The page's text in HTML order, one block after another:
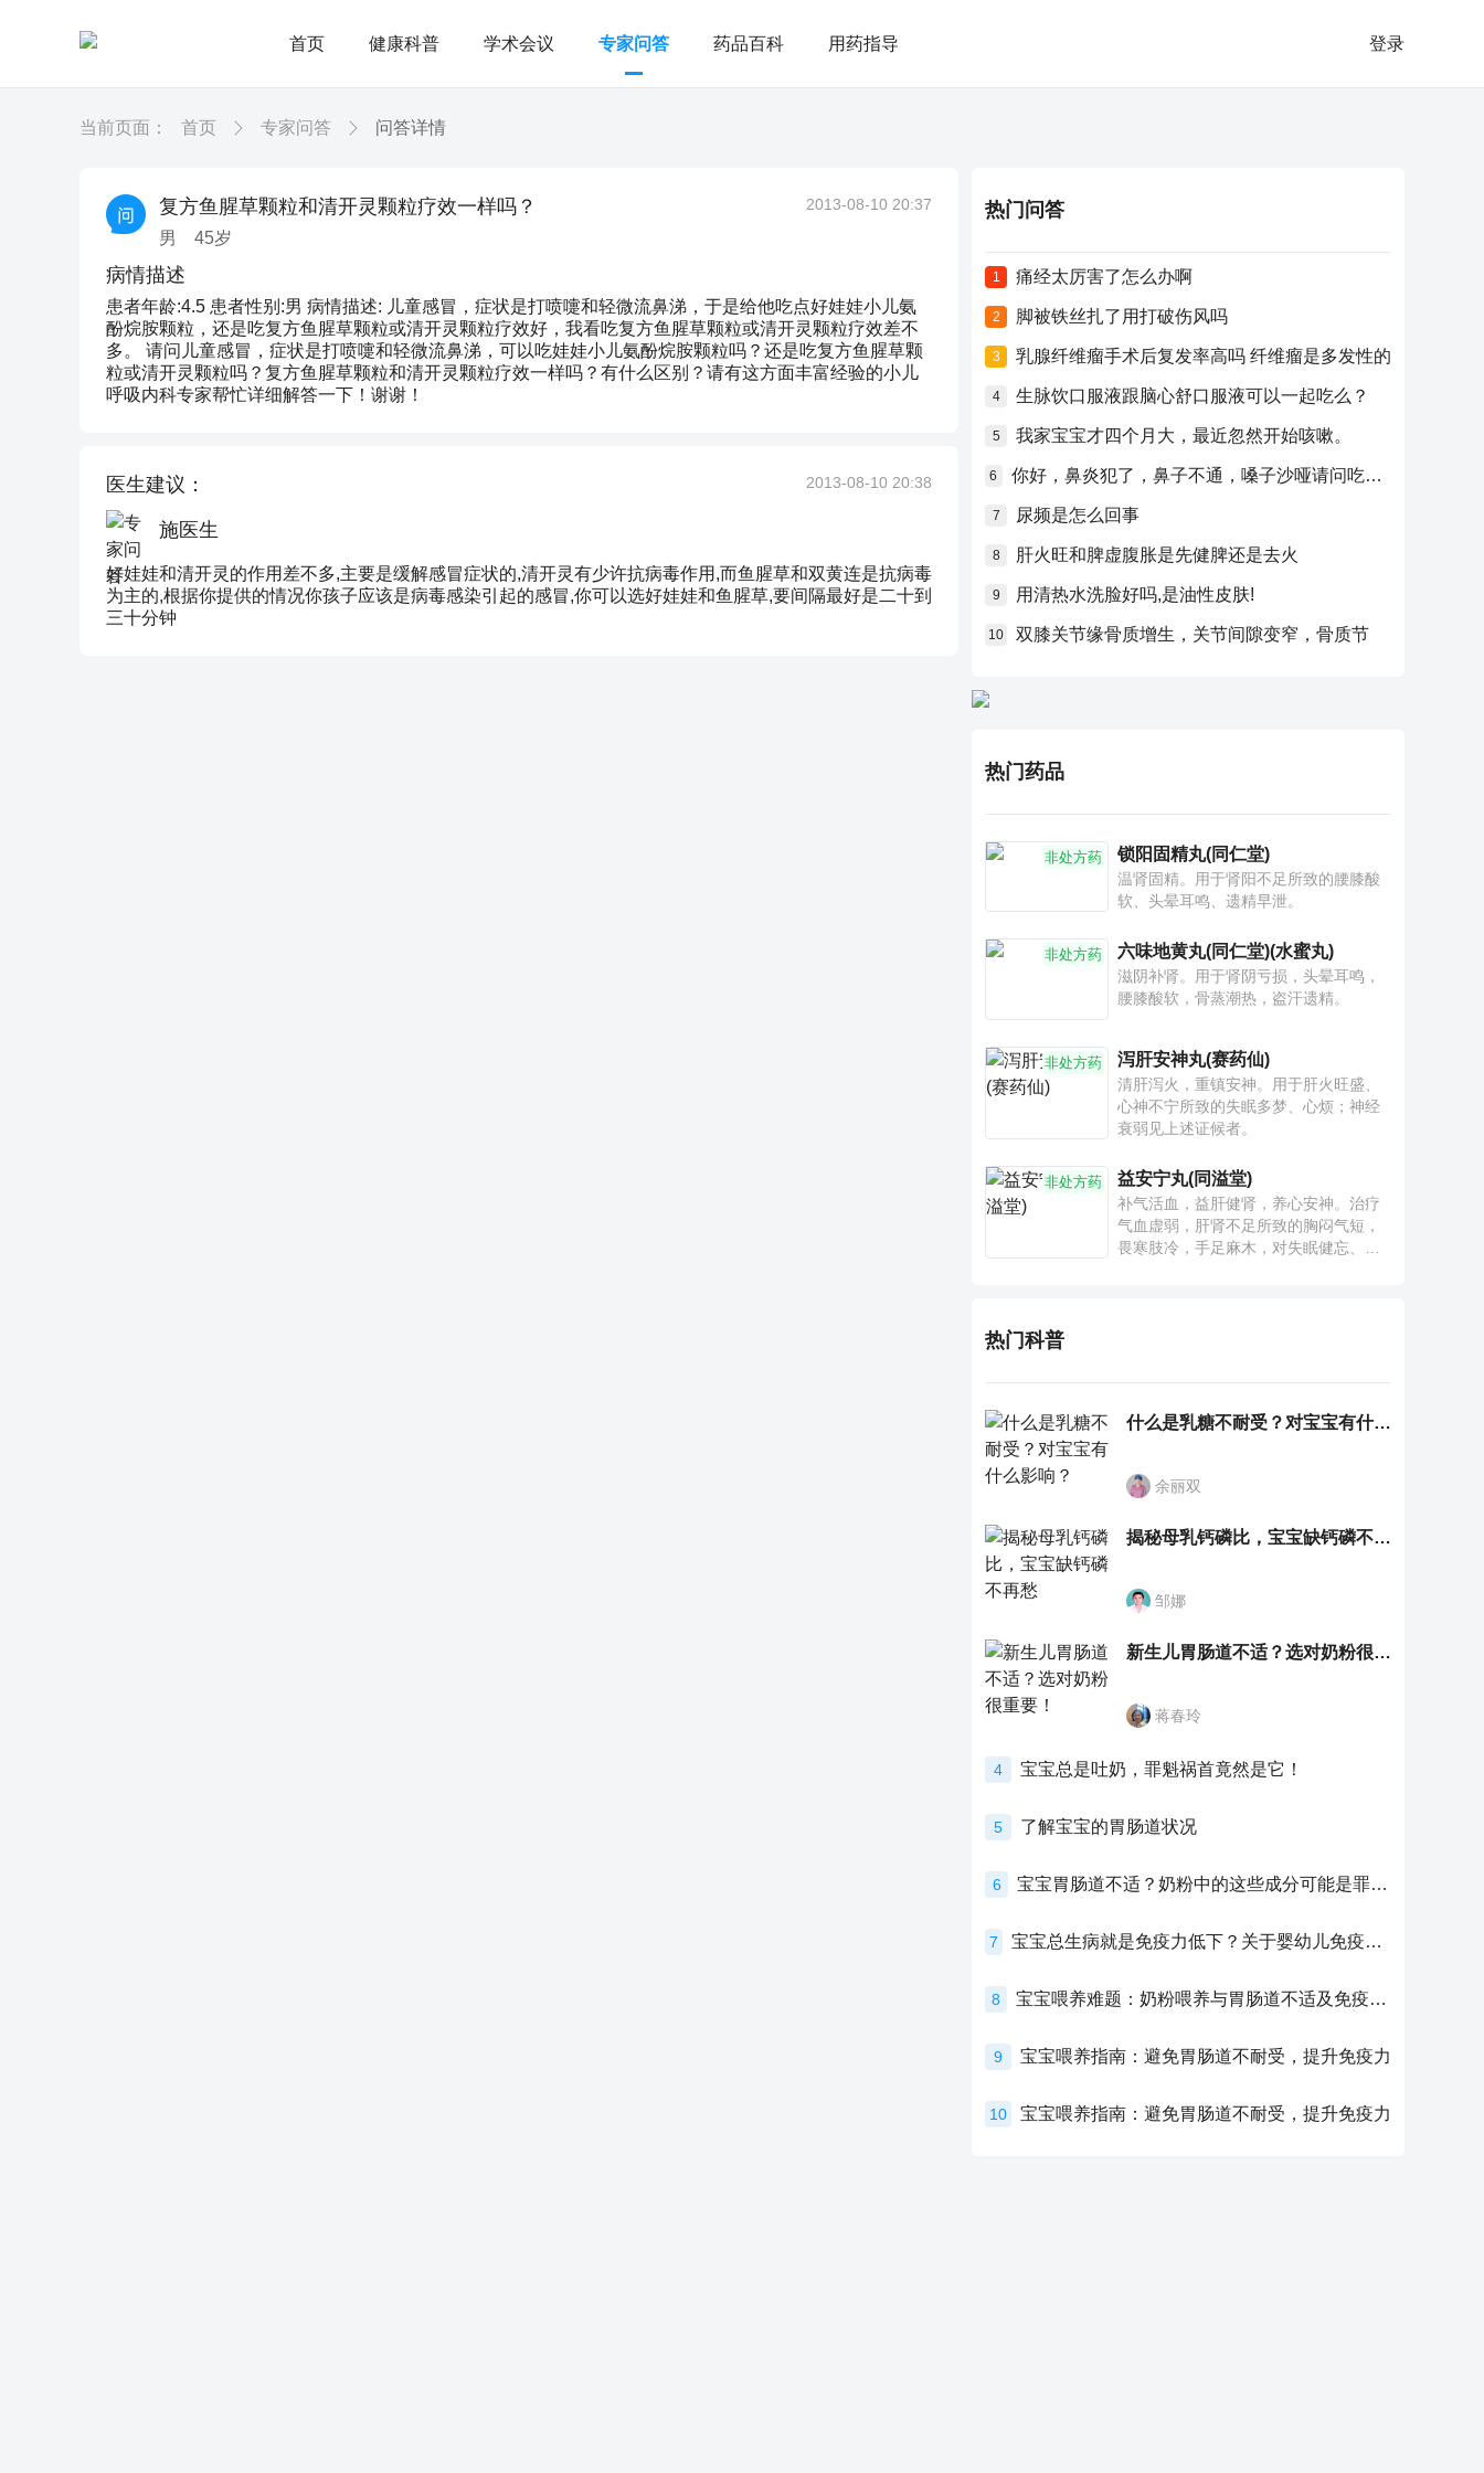
首页 健康科普 学术会议 专家问答 药品百科 用药指导 登录
当前页面： 首页 专家问答 问答详情
复方鱼腥草颗粒和清开灵颗粒疗效一样吗？
男 45岁
2013-08-10 20:37
病情描述
患者年龄:4.5 患者性别:男 病情描述: 儿童感冒，症状是打喷嚏和轻微流鼻涕，于是给他吃点好娃娃小儿氨
酚烷胺颗粒，还是吃复方鱼腥草颗粒或清开灵颗粒疗效好，我看吃复方鱼腥草颗粒或清开灵颗粒疗效差不
多。 请问儿童感冒，症状是打喷嚏和轻微流鼻涕，可以吃娃娃小儿氨酚烷胺颗粒吗？还是吃复方鱼腥草颗
粒或清开灵颗粒吗？复方鱼腥草颗粒和清开灵颗粒疗效一样吗？有什么区别？请有这方面丰富经验的小儿
呼吸内科专家帮忙详细解答一下！谢谢！
医生建议： 2013-08-10 20:38
施医生
好娃娃和清开灵的作用差不多,主要是缓解感冒症状的,清开灵有少许抗病毒作用,而鱼腥草和双黄连是抗病毒
为主的,根据你提供的情况你孩子应该是病毒感染引起的感冒,你可以选好娃娃和鱼腥草,要间隔最好是二十到
三十分钟
热门问答
1 痛经太厉害了怎么办啊
2 脚被铁丝扎了用打破伤风吗
3 乳腺纤维瘤手术后复发率高吗 纤维瘤是多发性的
4 生脉饮口服液跟脑心舒口服液可以一起吃么？
5 我家宝宝才四个月大，最近忽然开始咳嗽。
6 你好，鼻炎犯了，鼻子不通，嗓子沙哑请问吃什么药比较好？
7 尿频是怎么回事
8 肝火旺和脾虚腹胀是先健脾还是去火
9 用清热水洗脸好吗,是油性皮肤!
10 双膝关节缘骨质增生，关节间隙变窄，骨质节
热门药品
非处方药 锁阳固精丸(同仁堂)
温肾固精。用于肾阳不足所致的腰膝酸
软、头晕耳鸣、遗精早泄。
非处方药 六味地黄丸(同仁堂)(水蜜丸)
滋阴补肾。用于肾阴亏损，头晕耳鸣，
腰膝酸软，骨蒸潮热，盗汗遗精。
非处方药 泻肝安神丸(赛药仙)
清肝泻火，重镇安神。用于肝火旺盛、
心神不宁所致的失眠多梦、心烦；神经
衰弱见上述证候者。
非处方药 益安宁丸(同溢堂)
补气活血，益肝健肾，养心安神。治疗
气血虚弱，肝肾不足所致的胸闷气短，
畏寒肢冷，手足麻木，对失眠健忘、神
热门科普
什么是乳糖不耐受？对宝宝有什么影响？
余丽双
揭秘母乳钙磷比，宝宝缺钙磷不再愁
邹娜
新生儿胃肠道不适？选对奶粉很重要！
蒋春玲
4 宝宝总是吐奶，罪魁祸首竟然是它！
5 了解宝宝的胃肠道状况
6 宝宝胃肠道不适？奶粉中的这些成分可能是罪魁祸首！
7 宝宝总生病就是免疫力低下？关于婴幼儿免疫力的真相，家长必须了解！
8 宝宝喂养难题：奶粉喂养与胃肠道不适及免疫力提升的奥秘
9 宝宝喂养指南：避免胃肠道不耐受，提升免疫力
10 宝宝喂养指南：避免胃肠道不耐受，提升免疫力